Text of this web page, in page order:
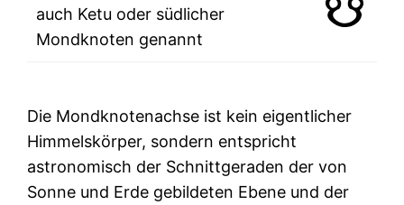
auch Ketu oder südlicher
Mondknoten genannt
Die Mondknotenachse ist kein eigentlicher
Himmelskörper, sondern entspricht
astronomisch der Schnittgeraden der von
Sonne und Erde gebildeten Ebene und der